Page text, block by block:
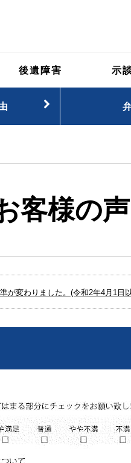
後遺障害 示
客様の声
が変わりました。(令和2年4月1日